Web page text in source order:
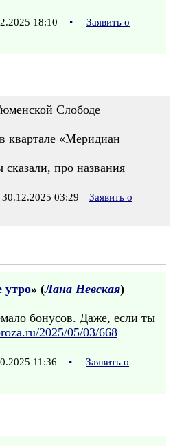
18:10 •
Заявить о
Слободе
квартале «Меридиан
про названия
30.12.2025 03:29
Заявить о
утро» (Лана Невская)
бонусов. Даже, если ты
2025/05/03/668
11:36 •
Заявить о